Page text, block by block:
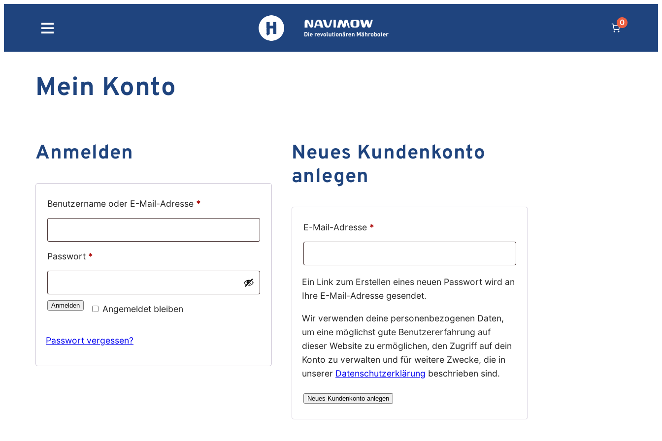
0
Mein Konto
Anmelden
Benutzername oder E-Mail-Adresse *
Passwort *
Angemeldet bleiben
Anmelden
Passwort vergessen?
Neues Kundenkonto
anlegen
E-Mail-Adresse *
Ein Link zum Erstellen eines neuen Passwort wird an
Ihre E-Mail-Adresse gesendet.
Wir verwenden deine personenbezogenen Daten,
um eine möglichst gute Benutzererfahrung auf
dieser Website zu ermöglichen, den Zugriff auf dein
Konto zu verwalten und für weitere Zwecke, die in
unserer Datenschutzerklärung beschrieben sind.
Neues Kundenkonto anlegen